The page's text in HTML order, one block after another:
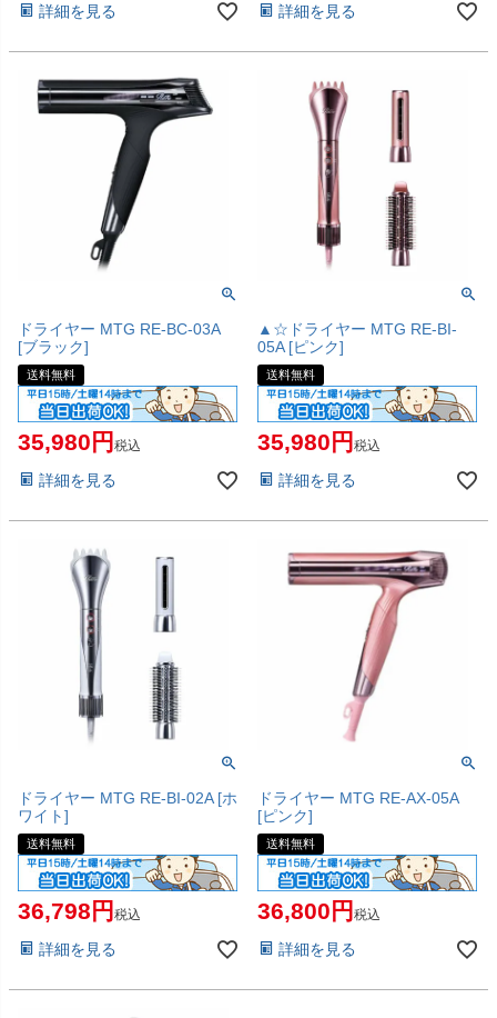
詳細を見る 詳細を見る
ドライヤー MTG RE-BC-03A
[ブラック]
送料無料
35,980 税込
詳細を見る
▲☆ドライヤー MTG RE-BI-
05A [ピンク]
送料無料
35,980 税込
詳細を見る
ドライヤー MTG RE-BI-02A [ホ
ワイト]
送料無料
36,798 税込
詳細を見る
ドライヤー MTG RE-AX-05A
[ピンク]
送料無料
36,800 税込
詳細を見る